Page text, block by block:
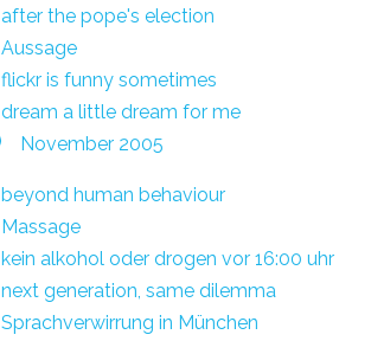
after the pope's election
Aussage
flickr is funny sometimes
dream a little dream for me
November 2005
beyond human behaviour
Massage
kein alkohol oder drogen vor 16:00 uhr
next generation, same dilemma
Sprachverwirrung in München